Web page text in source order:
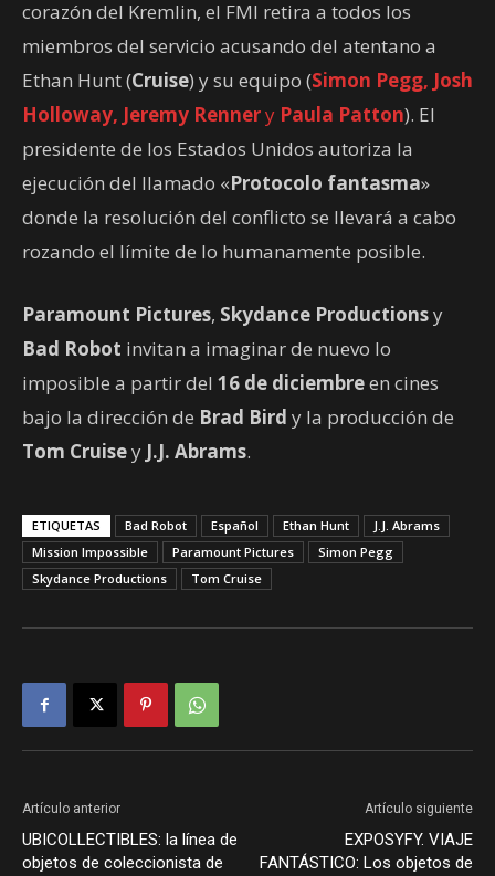
corazón del Kremlin, el FMI retira a todos los
miembros del servicio acusando del atentano a
Ethan Hunt (Cruise) y su equipo (Simon Pegg, Josh
Holloway, Jeremy Rennery Paula Patton). El
presidente de los Estados Unidos autoriza la
ejecución del llamado «Protocolo fantasma»
donde la resolución del conflicto se llevará a cabo
rozando el límite de lo humanamente posible.
Paramount Pictures, Skydance Productionsy
Bad Robot invitan a imaginar de nuevo lo
imposible a partir del 16 de diciembreen cines
bajo la dirección de Brad Bird y la producción de
Tom Cruisey J.J. Abrams.
ETIQUETAS Bad Robot Español Ethan Hunt
J.J. Abrams
Mission Impossible
Paramount Pictures
Simon Pegg
Skydance Productions
Tom Cruise
Artículo anterior
UBICOLLECTIBLES: la línea de
objetos de coleccionista de
Artículo siguiente
EXPOSYFY. VIAJE
FANTÁSTICO: Los objetos de